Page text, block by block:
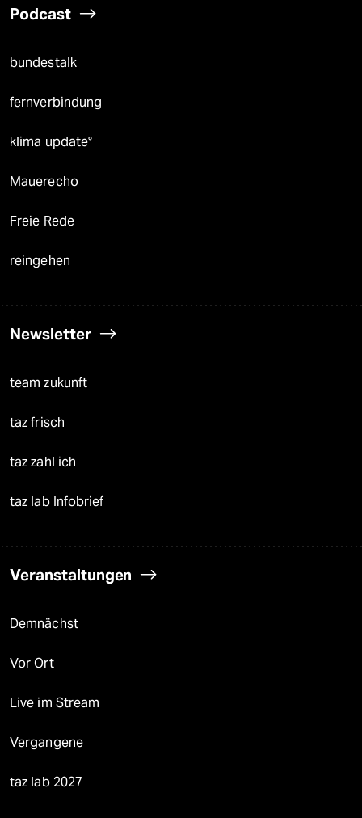
Podcast
bundestalk
fernverbindung
klima update°
Mauerecho
Freie Rede
reingehen
Newsletter
team zukunft
taz frisch
taz zahl ich
taz lab Infobrief
Veranstaltungen
Demnächst
Vor Ort
Live im Stream
Vergangene
taz lab 2027